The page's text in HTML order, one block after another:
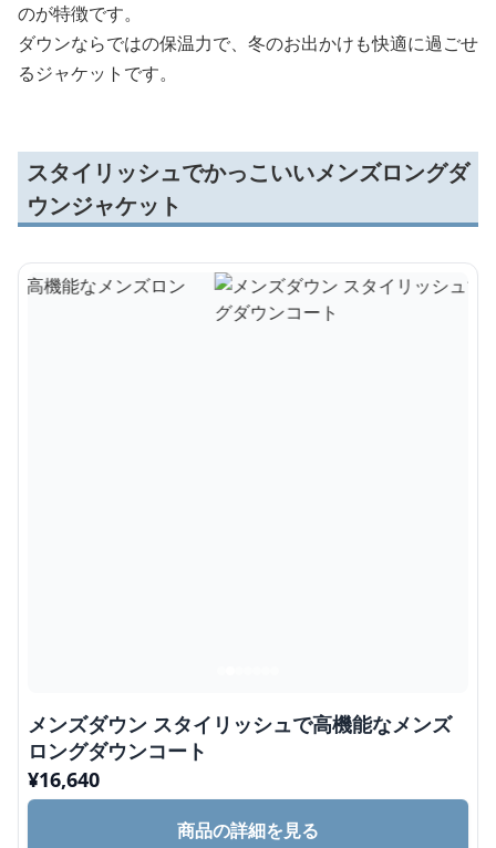
のが特徴です。
ダウンならではの保温力で、冬のお出かけも快適に過ごせ
るジャケットです。
スタイリッシュでかっこいいメンズロングダ
ウンジャケット
メンズダウン スタイリッシュで高機能なメンズ
ロングダウンコート
¥16,640
商品の詳細を見る